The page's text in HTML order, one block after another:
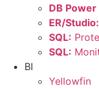
DB
ER/Studio:
SQL:
SQL:
BI
Yellowfin